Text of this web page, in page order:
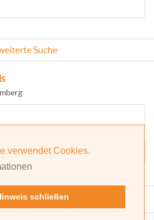
verwendet Cookies.
schließen
Suche